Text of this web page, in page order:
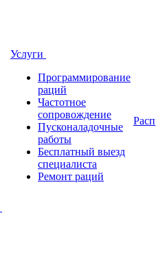
Услуги
Программирование
раций
Частотное
сопровождение
Пусконаладочные
работы
Бесплатный выезд
специалиста
Ремонт раций